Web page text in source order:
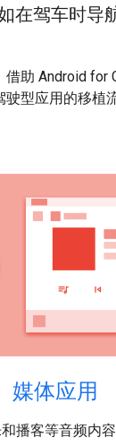
在驾车时导
助 Android for
型应用的移植
媒体应用
播客等音频内